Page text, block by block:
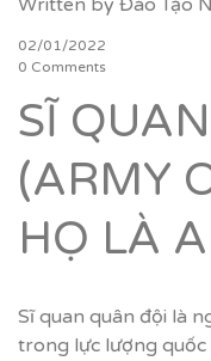
02/01/2022
0 Comments
SĨ
(ARMY
HỌ LÀ
Sĩ quan quân đội là
trong lực lượng quốc